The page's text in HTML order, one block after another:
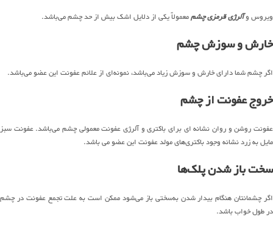
ویروس وآلرژی قرمزی چشممعمولاً یکی از دلایل اشک بیش‌ از حد چشم می‌باشد.
خارش و سوزش چشم
اگر چشم شما دارای خارش و سوزش زیاد می‌باشد، نمونه‌ای از علائم عفونت این عضو می‌باشد.
خروج عفونت از چشم
عفونت روشن و روان نشانه ای برای باکتری و آلرژی عفونت معمولی چشم می‌باشد. عفونت سبز
مایل به زرد نشانه وجود باکتری‌های مولد عفونت این عضو می باشد.
سخت باز شدن پلک‌ها
اگر چشمانتان هنگام بیدار شدن به‌سختی باز می‌شود ممکن است به علت تجمع عفونت در چشم
در طول خواب باشد.